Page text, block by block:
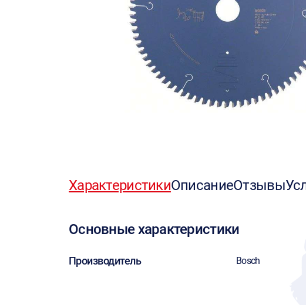
ХарактеристикиОписаниеОтзывы
Основные характеристики
Производитель Bosch